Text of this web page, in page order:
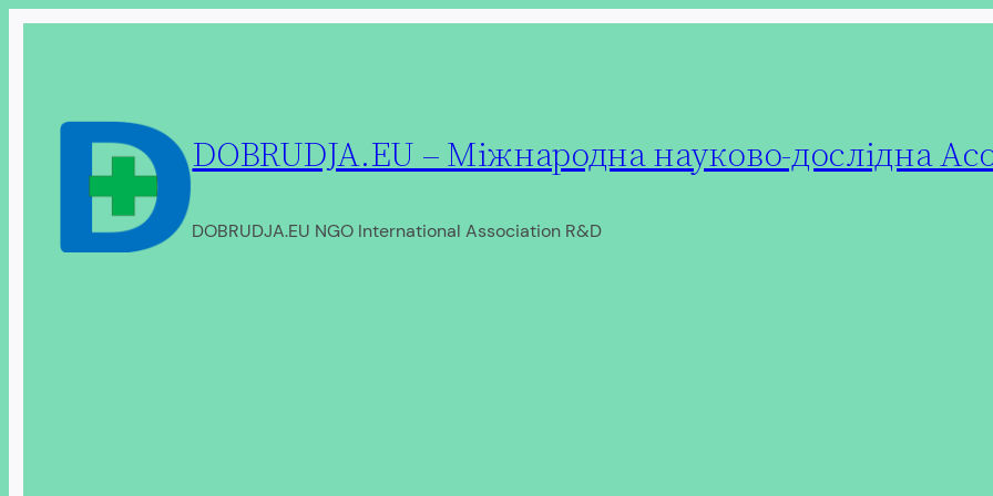
DOBRUDJA.EU – Міжнародна науково-дослідна
DOBRUDJA.EU NGO International Association R&D